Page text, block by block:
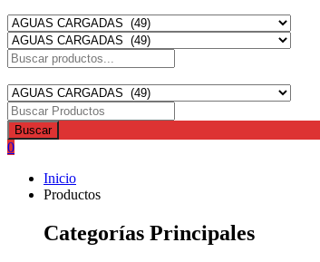
Buscar
0
Inicio
Productos
Categorías Principales